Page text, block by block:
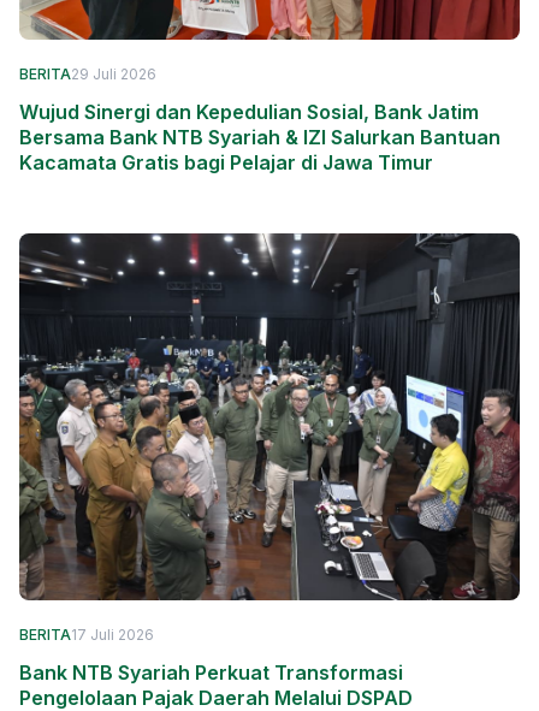
BERITA29 Juli 2026
Wujud Sinergi dan Kepedulian Sosial, Bank Jatim
Bersama Bank NTB Syariah & IZI Salurkan Bantuan
Kacamata Gratis bagi Pelajar di Jawa Timur
BERITA17 Juli 2026
Bank NTB Syariah Perkuat Transformasi
Pengelolaan Pajak Daerah Melalui DSPAD